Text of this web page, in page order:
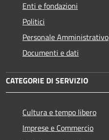
Enti e fondazioni
Politici
Personale Amministrativo
Documenti e dati
CATEGORIE DI SERVIZIO
Cultura e tempo libero
Imprese e Commercio